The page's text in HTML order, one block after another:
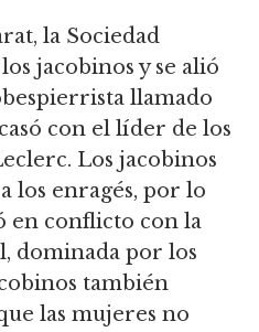
la Sociedad
jacobinos y se alió
llamado
con el líder de los
Los jacobinos
los enragés, por lo
en conflicto con la
dominada por los
también
las mujeres no